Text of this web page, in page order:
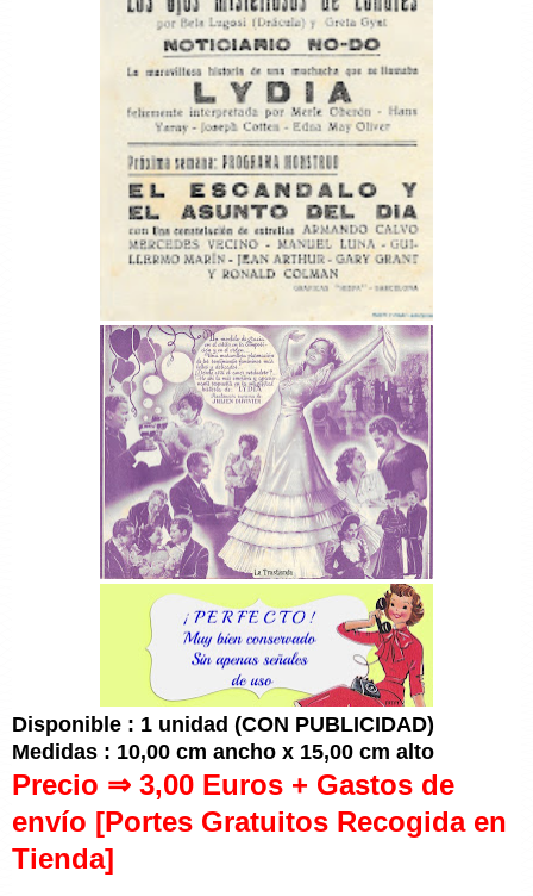
Disponible : 1 unidad (CON PUBLICIDAD)
Medidas : 10,00 cm ancho x 15,00 cm alto
Precio ⇒ 3,00 Euros + Gastos de
envío [Portes Gratuitos Recogida en
Tienda]